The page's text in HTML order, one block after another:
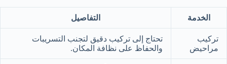
الخدمة التفاصيل
تركيب
مراحيض
تحتاج إلى تركيب دقيق لتجنب التسريبات
والحفاظ على نظافة المكان.